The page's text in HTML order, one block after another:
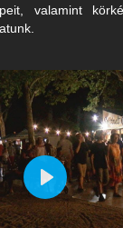
valamint
Play